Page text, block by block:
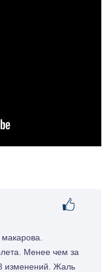
Менее чем за
изменений. Жаль